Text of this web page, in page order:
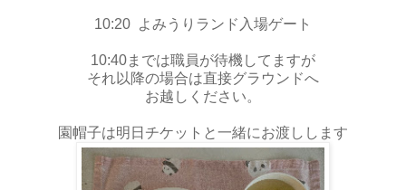
10:20 よみうりランド入場ゲート
10:40までは職員が待機してますが
それ以降の場合は直接グラウンドへ
お越しください。
園帽子は明日チケットと一緒にお渡しします